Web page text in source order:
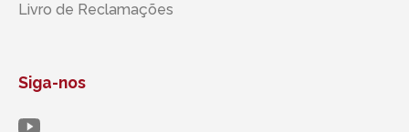
Livro de Reclamações
Siga-nos